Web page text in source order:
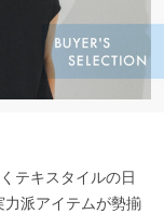
テキスタイルの日
派アイテムが勢揃